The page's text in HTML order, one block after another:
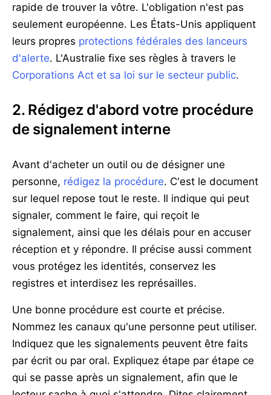
rapide de trouver la vôtre. L'obligation n'est pas
seulement européenne. Les États-Unis appliquent
leurs propres protections fédérales des lanceurs
d'alerte. L'Australie fixe ses règles à travers le
Corporations Act et sa loi sur le secteur public.
2. Rédigez d'abord votre procédure
de signalement interne
Avant d'acheter un outil ou de désigner une
personne, rédigez la procédure. C'est le document
sur lequel repose tout le reste. Il indique qui peut
signaler, comment le faire, qui reçoit le
signalement, ainsi que les délais pour en accuser
réception et y répondre. Il précise aussi comment
vous protégez les identités, conservez les
registres et interdisez les représailles.
Une bonne procédure est courte et précise.
Nommez les canaux qu'une personne peut utiliser.
Indiquez que les signalements peuvent être faits
par écrit ou par oral. Expliquez étape par étape ce
qui se passe après un signalement, afin que le